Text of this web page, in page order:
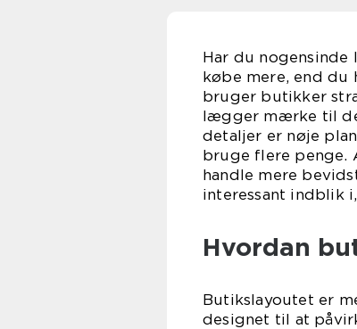
Har du
købe mere, end
bruger butikker
lægger mærke til
detaljer er nøje
bruge flere penge.
handle mere
interessant indblik
Hvordan
Butikslayoutet er
designet til at